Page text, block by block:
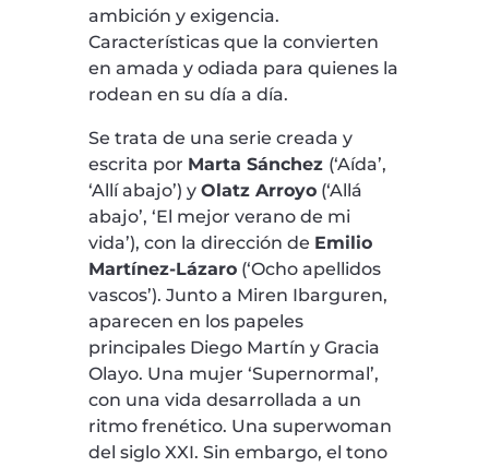
ambición y exigencia.
Características que la convierten
en amada y odiada para quienes la
rodean en su día a día.
Se trata de una serie creada y
escrita por Marta Sánchez (‘Aída’,
‘Allí abajo’) y Olatz Arroyo(‘Allá
abajo’, ‘El mejor verano de mi
vida’), con la dirección de Emilio
Martínez-Lázaro(‘Ocho apellidos
vascos’). Junto a Miren Ibarguren,
aparecen en los papeles
principales Diego Martín y Gracia
Olayo. Una mujer ‘Supernormal’,
con una vida desarrollada a un
ritmo frenético. Una superwoman
del siglo XXI. Sin embargo, el tono